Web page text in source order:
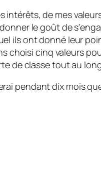
intérêts, de mes
le goût de
ils ont donné leur
choisi cinq valeurs
de classe tout au
pendant dix mois